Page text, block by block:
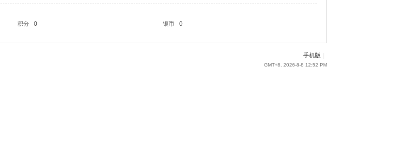
积分 0 银币 0
手机版
GMT+8, 2026-8-8 12:52 PM